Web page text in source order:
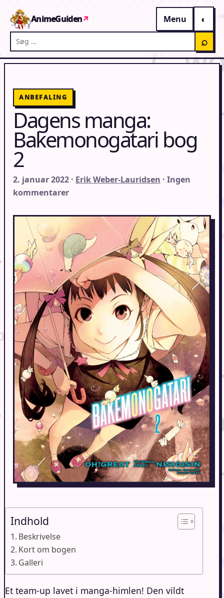
AnimeGuiden↗
Menu
Søg på AnimeGuiden
⌕
ANBEFALING
Dagens manga:
Bakemonogatari bog
2
2. januar 2022 · Erik Weber-Lauridsen · Ingen
kommentarer
Indhold
Beskrivelse
Kort om bogen
Galleri
Et team-up lavet i manga-himlen! Den vildt